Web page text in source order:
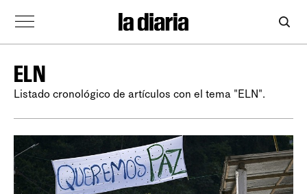
ELN
Listado cronológico de artículos con el tema "ELN".